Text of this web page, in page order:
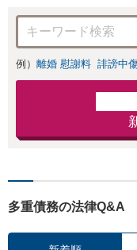
例） 離婚 慰謝料 誹謗中
多重債務の法律Q&A